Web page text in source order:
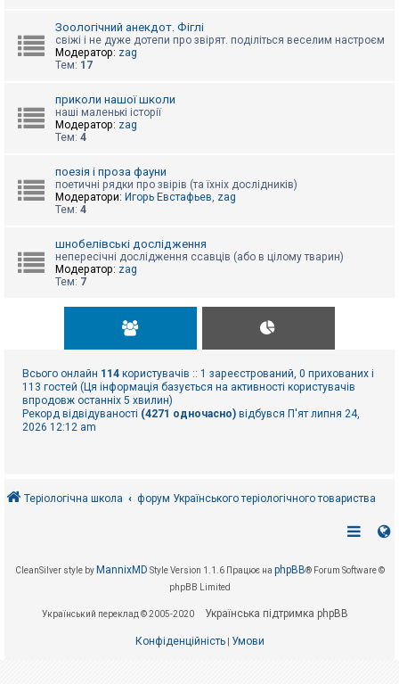
Зоологічний анекдот. Фіглі
свіжі і не дуже дотепи про звірят. поділіться веселим настроєм
Модератор: zag
Тем: 17
приколи нашої школи
наші маленькі історії
Модератор: zag
Тем: 4
поезія і проза фауни
поетичні рядки про звірів (та їхніх дослідників)
Модератори: Игорь Евстафьев, zag
Тем: 4
шнобелівські дослідження
непересічні дослідження ссавців (або в цілому тварин)
Модератор: zag
Тем: 7
Всього онлайн 114 користувачів :: 1 зареєстрований, 0 прихованих і
113 гостей (Ця інформація базується на активності користувачів
впродовж останніх 5 хвилин)
Рекорд відвідуваності (4271 одночасно) відбувся П'ят липня 24,
2026 12:12 am
Теріологічна школа форум Українського теріологічного товариства
CleanSilver style by MannixMD Style Version 1.1.6 Працює на phpBB® Forum Software ©
phpBB Limited
Український переклад © 2005-2020 Українська підтримка phpBB
Конфіденційність| Умови